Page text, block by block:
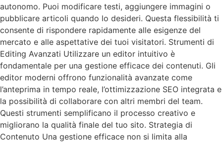
autonomo. Puoi modificare testi, aggiungere immagini o
pubblicare articoli quando lo desideri. Questa flessibilità ti
consente di rispondere rapidamente alle esigenze del
mercato e alle aspettative dei tuoi visitatori. Strumenti di
Editing Avanzati Utilizzare un editor intuitivo è
fondamentale per una gestione efficace dei contenuti. Gli
editor moderni offrono funzionalità avanzate come
l’anteprima in tempo reale, l’ottimizzazione SEO integrata e
la possibilità di collaborare con altri membri del team.
Questi strumenti semplificano il processo creativo e
migliorano la qualità finale del tuo sito. Strategia di
Contenuto Una gestione efficace non si limita alla